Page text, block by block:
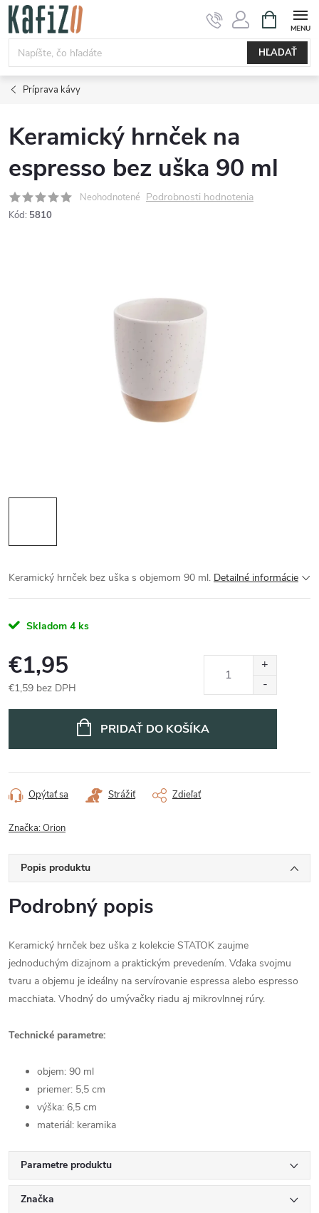
Prejsť
obsah
HĽADAŤ
KOŠÍK
Príprava kávy
Keramický hrnček na
espresso bez uška 90 ml
Neohodnotené Podrobnosti hodnotenia
Kód: 5810
Keramický hrnček bez uška s objemom 90 ml. Detailné informácie
Skladom 4 ks
€1,95
€1,59 bez DPH
PRIDAŤ DO KOŠÍKA
Opýtať sa Strážiť Zdieľať
Značka:Orion
Popis produktu
Podrobný popis
Keramický hrnček bez uška z kolekcie STATOK zaujme
jednoduchým dizajnom a praktickým prevedením. Vďaka svojmu
tvaru a objemu je ideálny na servírovanie espressa alebo espresso
macchiata. Vhodný do umývačky riadu aj mikrovlnnej rúry.
Technické parametre:
objem: 90 ml
priemer: 5,5 cm
výška: 6,5 cm
materiál: keramika
Parametre produktu
Značka